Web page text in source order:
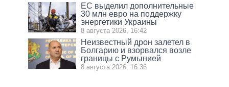
ЕС выделил дополнительные
30 млн евро на поддержку
энергетики Украины
8 августа 2026, 16:42
Неизвестный дрон залетел в
Болгарию и взорвался возле
границы с Румынией
8 августа 2026, 16:36